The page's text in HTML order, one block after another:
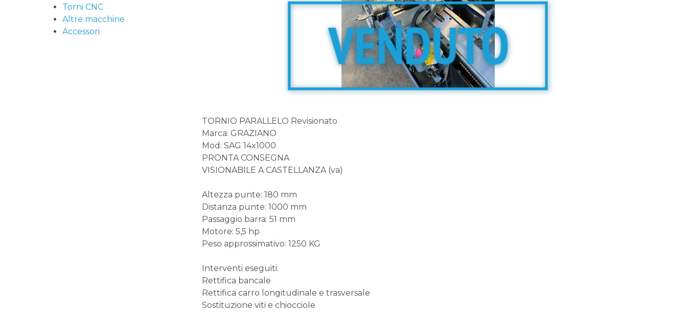
Torni CNC
Altre macchine
Accessori
TORNIO PARALLELO Revisionato
Marca: GRAZIANO
Mod: SAG 14x1000
PRONTA CONSEGNA
VISIONABILE A CASTELLANZA (va)
Altezza punte: 180 mm
Distanza punte: 1000 mm
Passaggio barra: 51 mm
Motore: 5,5 hp
Peso approssimativo: 1250 KG
Interventi eseguiti:
Rettifica bancale
Rettifica carro longitudinale e trasversale
Sostituzione viti e chiocciole